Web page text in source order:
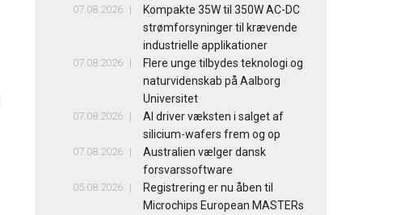
07.08.2026
Kompakte 35W til 350W AC-DC
strømforsyninger til krævende
industrielle applikationer
07.08.2026
Flere unge tilbydes teknologi og
naturvidenskab på Aalborg
Universitet
07.08.2026
AI driver væksten i salget af
silicium-wafers frem og op
07.08.2026
Australien vælger dansk
forsvarssoftware
05.08.2026
Registrering er nu åben til
Microchips European MASTERs